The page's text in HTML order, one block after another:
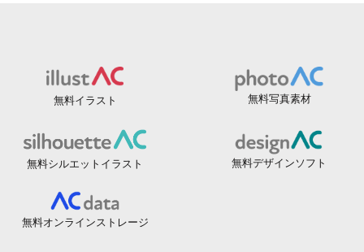
無料イラスト 無料写真素材
無料シルエットイラスト 無料デザインソフト
無料オンラインストレージ